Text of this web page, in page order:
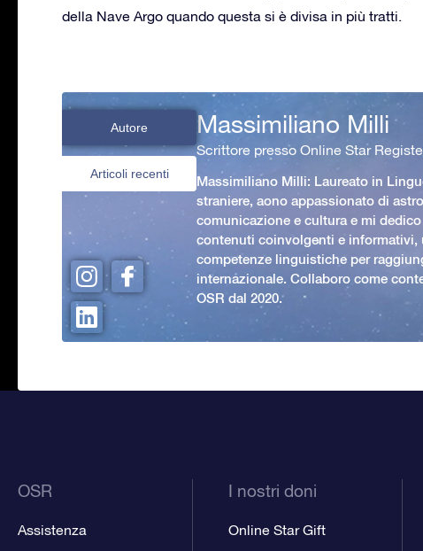
della Nave Argo quando questa si è divisa in più tratti.
Autore
Articoli recenti
Massimiliano Milli
Scrittore presso Online Star
Massimiliano Milli: Laureato in
straniere, aono appassionato di
comunicazione e cultura e mi
contenuti coinvolgenti e informativi,
competenze linguistiche per
internazionale. Collaboro come
OSR dal 2020.
OSR
Assistenza
I nostri doni
Online Star Gift